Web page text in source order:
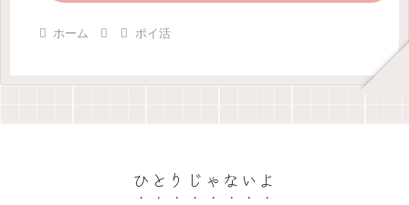
ホーム ポイ活
ひとりじゃないよ